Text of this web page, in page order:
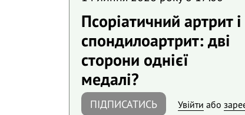
Псоріатичний артрит і
спондилоартрит: дві
сторони однієї
медалі?
ПІДПИСАТИСЬ Увійти або